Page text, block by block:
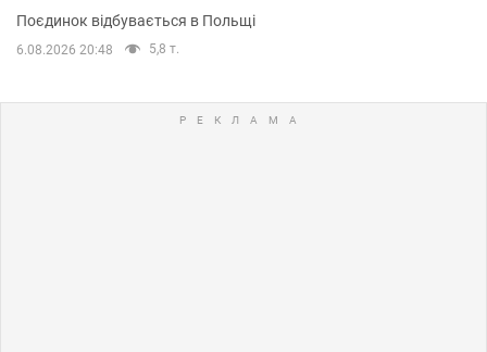
Поєдинок відбувається в Польщі
6.08.2026 20:48 5,8 т.